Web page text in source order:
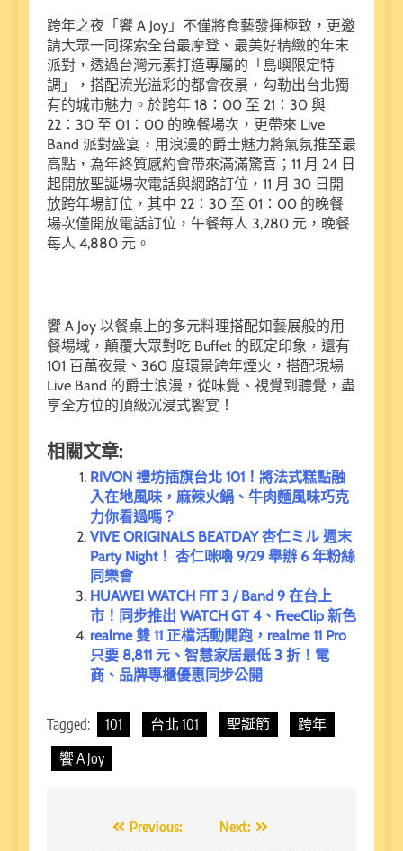
跨年之夜「饗 A Joy」不僅將食藝發揮極致，更邀
請大眾一同探索全台最摩登、最美好精緻的年末
派對，透過台灣元素打造專屬的「島嶼限定特
調」，搭配流光溢彩的都會夜景，勾勒出台北獨
有的城市魅力。於跨年 18：00 至 21：30 與
22：30 至 01：00 的晚餐場次，更帶來 Live
Band 派對盛宴，用浪漫的爵士魅力將氣氛推至最
高點，為年終質感約會帶來滿滿驚喜；11 月 24 日
起開放聖誕場次電話與網路訂位，11 月 30 日開
放跨年場訂位，其中 22：30 至 01：00 的晚餐
場次僅開放電話訂位，午餐每人 3,280 元，晚餐
每人 4,880 元。
饗 A Joy 以餐桌上的多元料理搭配如藝展般的用
餐場域，顛覆大眾對吃 Buffet 的既定印象，還有
101 百萬夜景、360 度環景跨年煙火，搭配現場
Live Band 的爵士浪漫，從味覺、視覺到聽覺，盡
享全方位的頂級沉浸式饗宴！
相關文章:
RIVON 禮坊插旗台北 101！將法式糕點融
入在地風味，麻辣火鍋、牛肉麵風味巧克
力你看過嗎？
VIVE ORIGINALS BEATDAY 杏仁ミル 週末
Party Night！ 杏仁咪嚕 9/29 舉辦 6 年粉絲
同樂會
HUAWEI WATCH FIT 3 / Band 9 在台上
市！同步推出 WATCH GT 4、FreeClip 新色
realme 雙 11 正檔活動開跑，realme 11 Pro
只要 8,811 元、智慧家居最低 3 折！電
商、品牌專櫃優惠同步公開
Tagged: 101 台北 101 聖誕節
跨年
饗 A Joy
Previous:
Next: